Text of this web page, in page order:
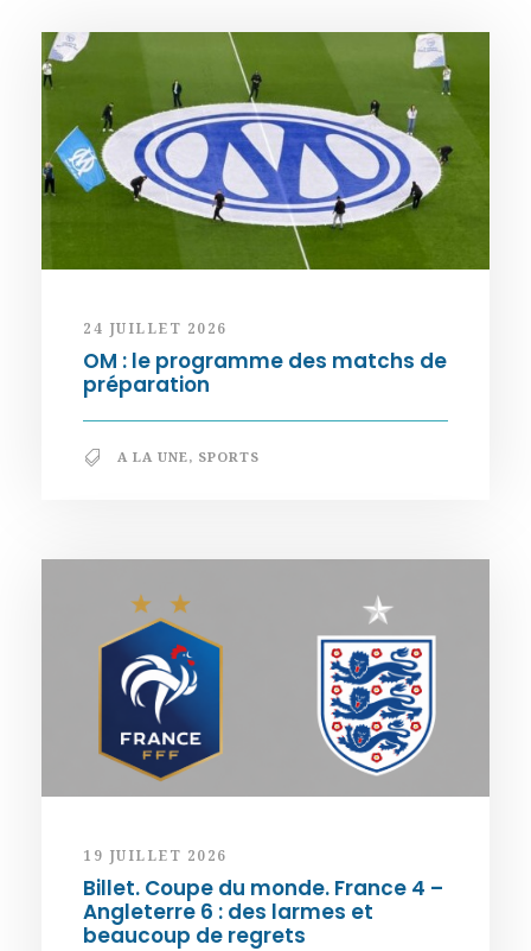
24 JUILLET 2026
OM : le programme des matchs de
préparation
A LA UNE, SPORTS
19 JUILLET 2026
Billet. Coupe du monde. France 4 –
Angleterre 6 : des larmes et
beaucoup de regrets